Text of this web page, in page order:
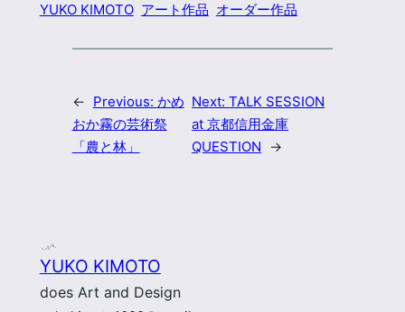
YUKO KIMOTO アート作品 オーダー作品
← Previous: かめ
おか霧の芸術祭
「農と林」
Next:TALK SESSION
at 京都信用金庫
QUESTION →
YUKO KIMOTO
does Art and Design